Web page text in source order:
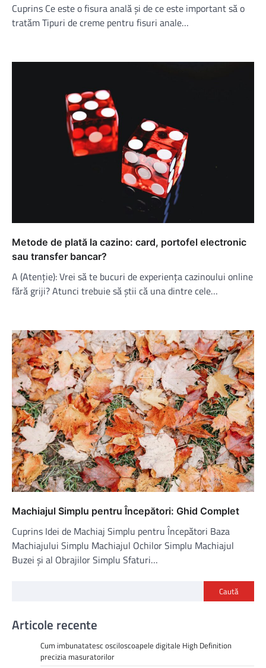
Cuprins Ce este o fisura anală și de ce este important să o
tratăm Tipuri de creme pentru fisuri anale…
Metode de plată la cazino: card, portofel electronic
sau transfer bancar?
A (Atenție): Vrei să te bucuri de experiența cazinoului online
fără griji? Atunci trebuie să știi că una dintre cele…
Machiajul Simplu pentru Începători: Ghid Complet
Cuprins Idei de Machiaj Simplu pentru Începători Baza
Machiajului Simplu Machiajul Ochilor Simplu Machiajul
Buzei și al Obrajilor Simplu Sfaturi…
Caută
Articole recente
Cum imbunatatesc osciloscoapele digitale High Definition
precizia masuratorilor